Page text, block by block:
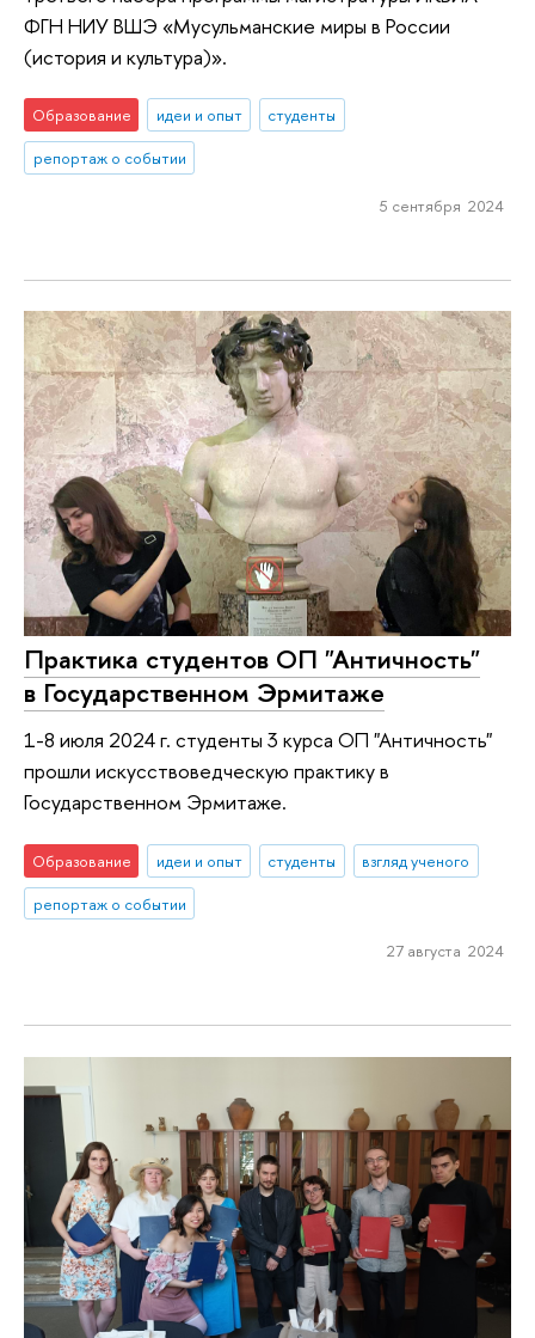
ФГН НИУ ВШЭ «Мусульманские миры в России
(история и культура)».
Образование идеи и опыт
студенты
репортаж о событии
5 сентября 2024
Практика студентов ОП "Античность"
в Государственном Эрмитаже
1-8 июля 2024 г. студенты 3 курса ОП "Античность"
прошли искусствоведческую практику в
Государственном Эрмитаже.
Образование идеи и опыт студенты
взгляд ученого
репортаж о событии
27 августа 2024